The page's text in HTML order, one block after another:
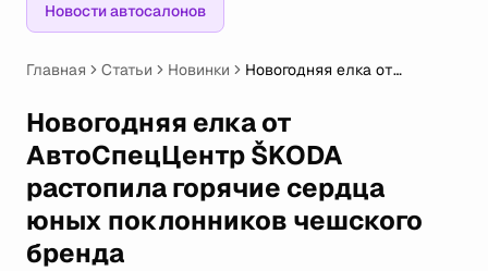
Новости автосалонов
Главная Статьи Новинки
Новогодняя елка от
растопила горячие сердца
юных поклонников чешского
бренда
Новогодняя елка от
АвтоСпецЦентр ŠKODA
растопила горячие сердца
юных поклонников чешского
бренда